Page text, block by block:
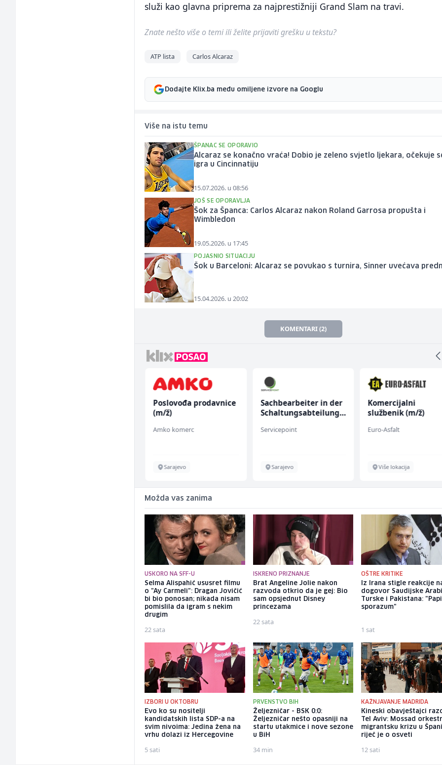
služi kao glavna priprema za najprestižniji Grand Slam na travi.
Znate nešto više o temi ili želite prijaviti grešku u tekstu?
ATP lista Carlos Alcaraz
Dodajte Klix.ba među omiljene izvore na Googlu
Više na istu temu
ŠPANAC SE OPORAVIO
Alcaraz se konačno vraća! Dobio je zeleno svjetlo ljekara, očekuje
igra u Cincinnatiju
15.07.2026. u 08:56
JOŠ SE OPORAVLJA
Šok za Španca: Carlos Alcaraz nakon Roland Garrosa propušta i
Wimbledon
19.05.2026. u 17:45
POJASNIO SITUACIJU
Šok u Barceloni: Alcaraz se povukao s turnira, Sinner uvećava
15.04.2026. u 20:02
KOMENTARI (2)
Poslovođa prodavnice
(m/ž)
Amko komerc
Sarajevo
Sachbearbeiter in der
Schaltungsabteilung
Servicepoint
Sarajevo
Komercijalni
službenik (m/ž)
Euro-Asfalt
Više lokacija
Možda vas zanima
USKORO NA SFF-U
Selma Alispahić ususret filmu
o "Ay Carmeli": Dragan Jovičić
bi bio ponosan; nikada nisam
pomislila da igram s nekim
drugim
22 sata
ISKRENO PRIZNANJE
Brat Angeline Jolie nakon
razvoda otkrio da je gej: Bio
sam opsjednut Disney
princezama
22 sata
OŠTRE KRITIKE
Iz Irana stigle reakcije
dogovor Saudijske
Turske i Pakistana:
sporazum"
1 sat
IZBORI U OKTOBRU
Evo ko su nositelji
kandidatskih lista SDP-a na
svim nivoima: Jedina žena na
vrhu dolazi iz Hercegovine
5 sati
PRVENSTVO BIH
Željezničar - BSK 0:0:
Željezničar nešto opasniji na
startu utakmice i nove sezone
u BiH
34 min
KAŽNJAVANJE MADRIDA
Kineski obavještajci
Tel Aviv: Mossad
migrantsku krizu u
riječ je o osveti
12 sati